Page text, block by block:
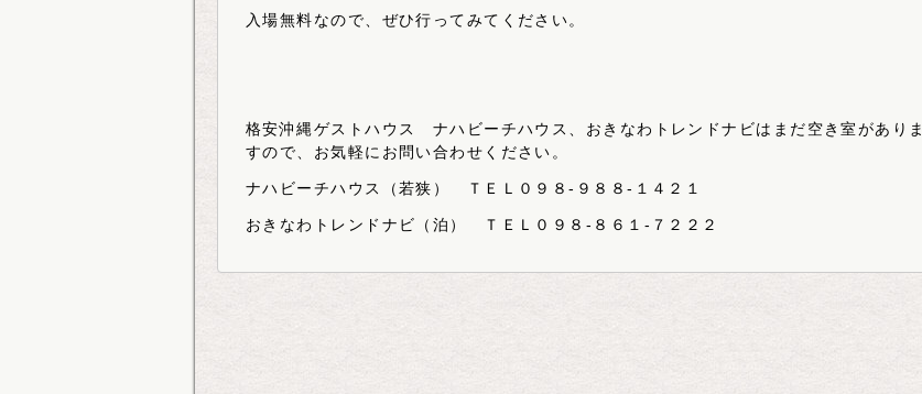
入場無料なので、ぜひ行ってみてください。
格安沖縄ゲストハウス ナハビーチハウス、おきなわトレンドナビはまだ空き室がありま
すので、お気軽にお問い合わせください。
ナハビーチハウス（若狭） ＴＥＬ０９８-９８８-１４２１
おきなわトレンドナビ（泊） ＴＥＬ０９８-８６１-７２２２